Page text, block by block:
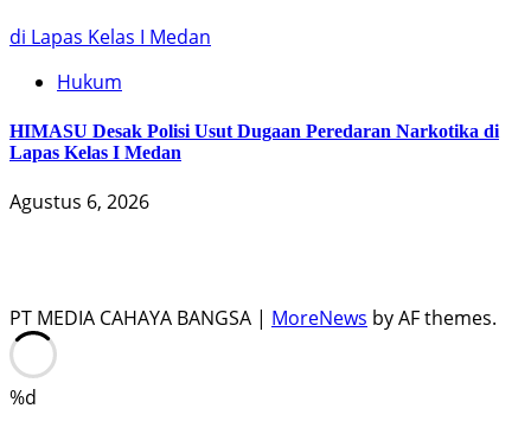
di Lapas Kelas I Medan
Hukum
HIMASU Desak Polisi Usut Dugaan Peredaran Narkotika di
Lapas Kelas I Medan
Agustus 6, 2026
PT MEDIA CAHAYA BANGSA | MoreNews by AF themes.
%d